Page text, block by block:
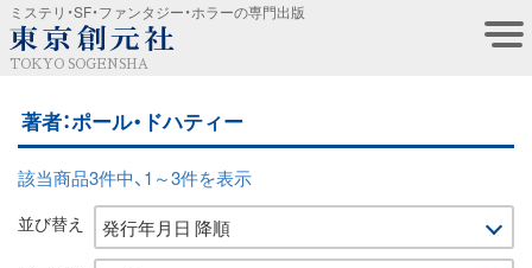
ミステリ・SF・ファンタジー・ホラーの専門出版
TOKYO SOGENSHA
著者：ポール・ドハティー
該当商品3件中、1～3件を表示
並び替え